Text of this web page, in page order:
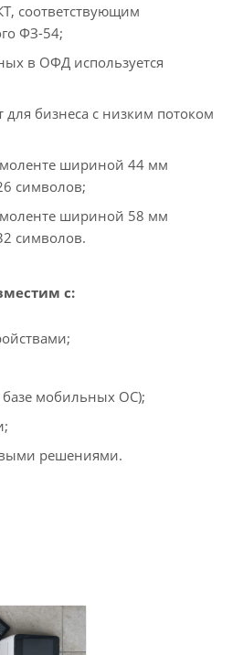
соответствующим
ФЗ-54;
в ОФД используется
бизнеса с низким потоком
шириной 44 мм
символов;
шириной 58 мм
символов.
с:
базе мобильных ОС);
решениями.